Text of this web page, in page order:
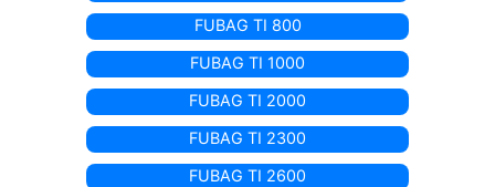
FUBAG TI 800
FUBAG TI 1000
FUBAG TI 2000
FUBAG TI 2300
FUBAG TI 2600